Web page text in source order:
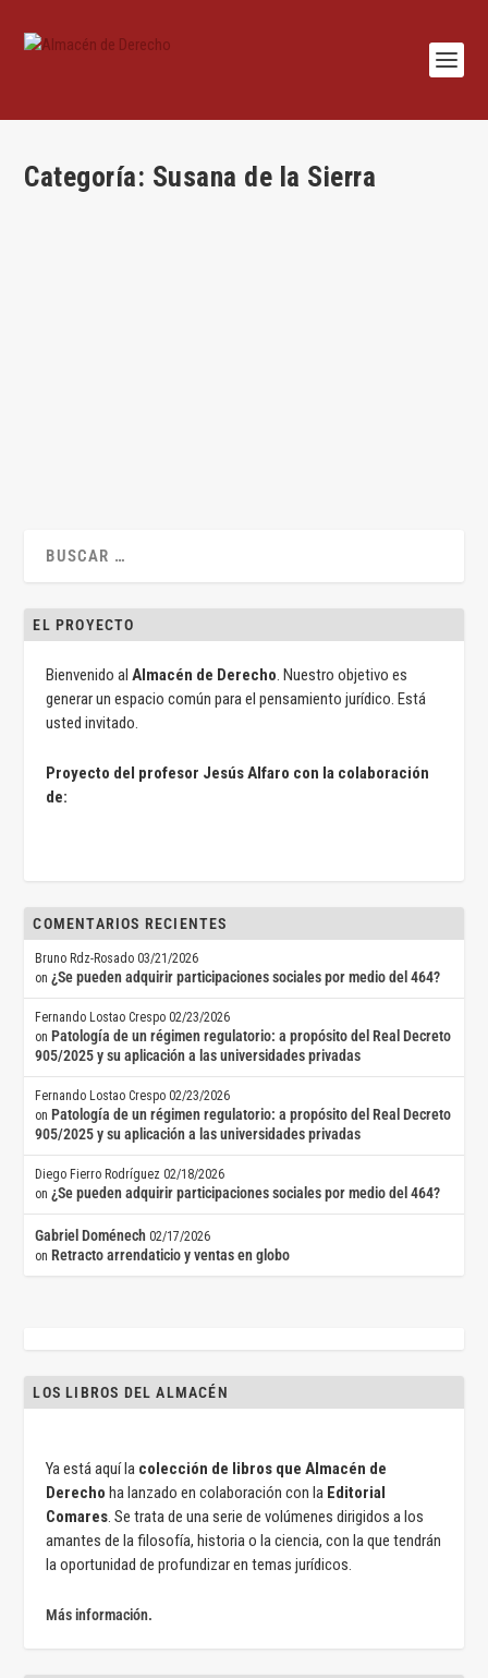
Categoría: Susana de la Sierra
EL PROYECTO
Bienvenido alAlmacén de Derecho. Nuestro objetivo es
generar un espacio común para el pensamiento jurídico. Está
usted invitado.
Proyecto del profesor Jesús Alfaro con la colaboración
de:
COMENTARIOS RECIENTES
Bruno Rdz-Rosado 03/21/2026
on¿Se pueden adquirir participaciones sociales por medio del 464?
Fernando Lostao Crespo 02/23/2026
on Patología de un régimen regulatorio: a propósito del Real Decreto
905/2025 y su aplicación a las universidades privadas
Fernando Lostao Crespo 02/23/2026
on Patología de un régimen regulatorio: a propósito del Real Decreto
905/2025 y su aplicación a las universidades privadas
Diego Fierro Rodríguez 02/18/2026
on¿Se pueden adquirir participaciones sociales por medio del 464?
Gabriel Doménech 02/17/2026
on Retracto arrendaticio y ventas en globo
LOS LIBROS DEL ALMACÉN
Ya está aquí la colección de libros que Almacén de
Derecho ha lanzado en colaboración con la Editorial
Comares. Se trata de una serie de volúmenes dirigidos a los
amantes de la filosofía, historia o la ciencia, con la que tendrán
la oportunidad de profundizar en temas jurídicos.
Más información.